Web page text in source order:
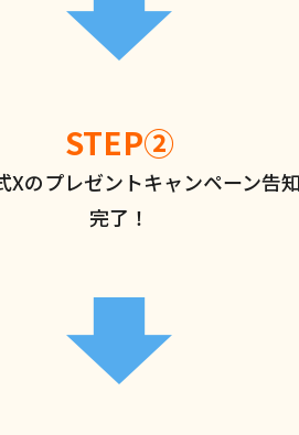
STEP②
Xのプレゼントキャンペーン告
完了！